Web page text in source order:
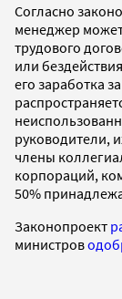
Согласно
менеджер
трудового
или
его заработка
руководители,
члены
корпораций,
50%
Законопроект
министров